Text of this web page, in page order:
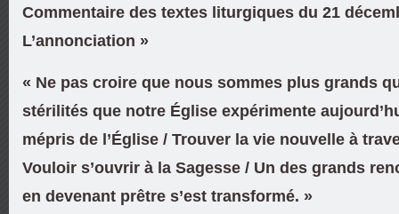
Commentaire des textes liturgiques du 21
L’annonciation »
« Ne pas croire que nous sommes plus grands
stérilités que notre Église expérimente
mépris de l’Église / Trouver la vie nouvelle à
Vouloir s’ouvrir à la Sagesse / Un des grands
en devenant prêtre s’est transformé. »